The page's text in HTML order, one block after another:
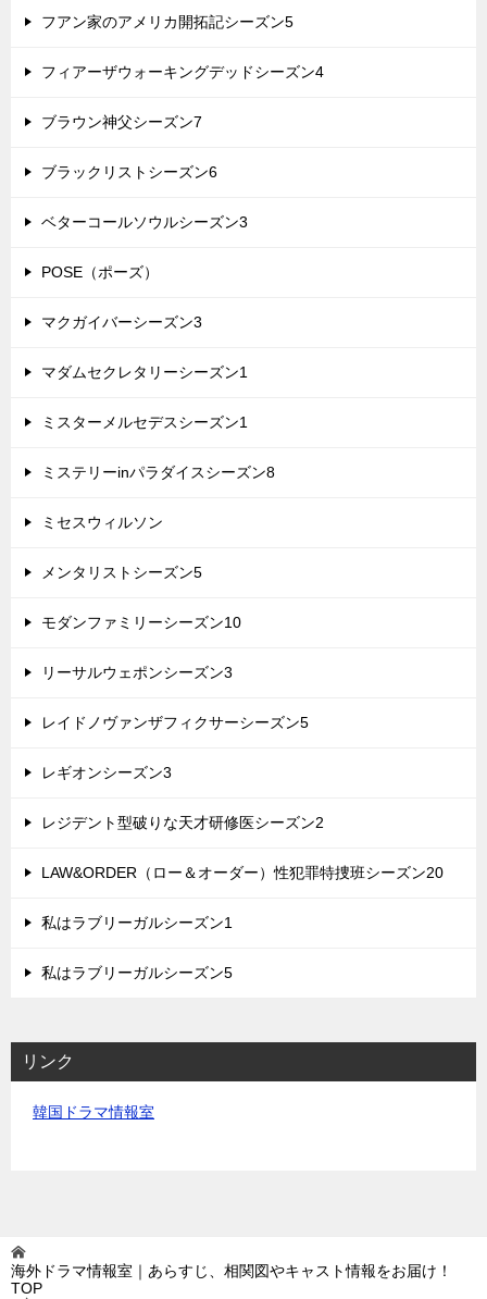
フアン家のアメリカ開拓記シーズン5
フィアーザウォーキングデッドシーズン4
ブラウン神父シーズン7
ブラックリストシーズン6
ベターコールソウルシーズン3
POSE（ポーズ）
マクガイバーシーズン3
マダムセクレタリーシーズン1
ミスターメルセデスシーズン1
ミステリーinパラダイスシーズン8
ミセスウィルソン
メンタリストシーズン5
モダンファミリーシーズン10
リーサルウェポンシーズン3
レイドノヴァンザフィクサーシーズン5
レギオンシーズン3
レジデント型破りな天才研修医シーズン2
LAW&ORDER（ロー＆オーダー）性犯罪特捜班シーズン20
私はラブリーガルシーズン1
私はラブリーガルシーズン5
リンク
韓国ドラマ情報室
海外ドラマ情報室｜あらすじ、相関図やキャスト情報をお届け！
TOP